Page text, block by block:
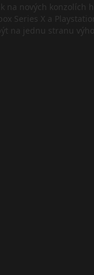
nových
Series X a
jednu stranu